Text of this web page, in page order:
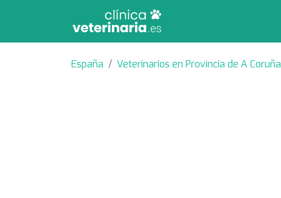
España Veterinarios en Provincia de A Coruña